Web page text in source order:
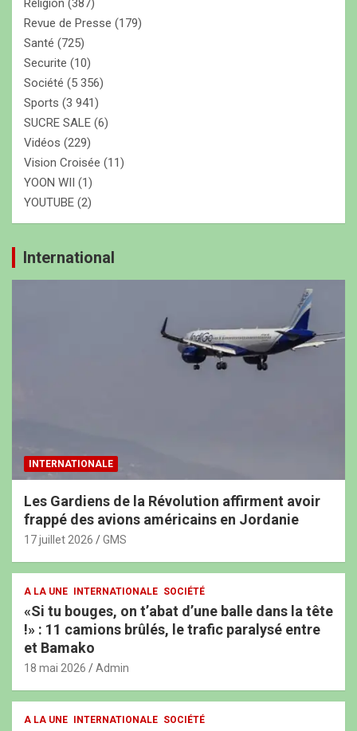
Réligion (387)
Revue de Presse (179)
Santé (725)
Securite (10)
Société (5 356)
Sports (3 941)
SUCRE SALE (6)
Vidéos (229)
Vision Croisée (11)
YOON WII
(1)
YOUTUBE (2)
International
INTERNATIONALE
Les Gardiens de la Révolution affirment avoir
frappé des avions américains en Jordanie
17 juillet 2026 GMS
A LA UNE INTERNATIONALE SOCIÉTÉ
«Si tu bouges, on t’abat d’une balle dans la tête
!» : 11 camions brûlés, le trafic paralysé entre
et Bamako
18 mai 2026 Admin
A LA UNE INTERNATIONALE SOCIÉTÉ